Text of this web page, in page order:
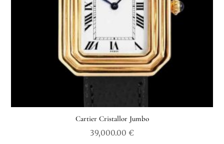
Cartier Cristallor Jumbo
39,000.00 €